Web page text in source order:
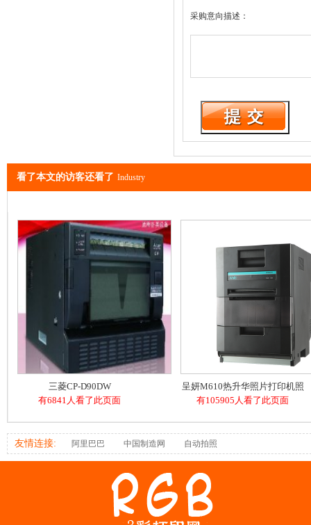
采购意向描述：
看了本文的访客还看了 Industry
三菱CP-D90DW
有6841人看了此页面
呈妍M610热升华照片打印机照
相馆文印店证件照
有105905人看了此页面
友情连接: 阿里巴巴 中国制造网 自动拍照